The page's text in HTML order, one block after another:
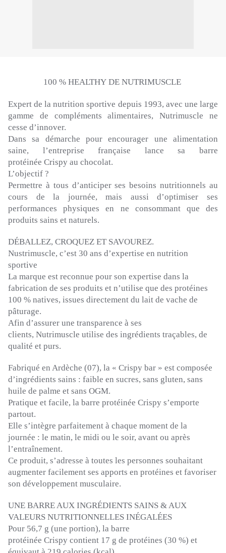
100 % HEALTHY DE NUTRIMUSCLE
Expert de la nutrition sportive depuis 1993, avec une large
gamme de compléments alimentaires,Nutrimuscle
ne
cesse d’innover.
Dans sa démarche pour encourager une alimentation
saine, l’entreprise française lance sa barre
protéinée Crispy au chocolat.
L’objectif ?
Permettre à tous d’anticiper ses besoins nutritionnels au
cours de la journée, mais aussi d’optimiser ses
performances physiques en ne consommant que des
produits sains et naturels.
DÉBALLEZ, CROQUEZ ET SAVOUREZ.
Nustrimuscle, c’est 30 ans d’expertise en nutrition
sportive
La marque est reconnue pour son expertise dans la
fabrication de ses produits et n’utilise que des protéines
100 % natives, issues directement du lait de vache de
pâturage.
Afin d’assurer une transparence à ses
clients, Nutrimuscle utilise des ingrédients traçables, de
qualité et purs.
Fabriqué en Ardèche (07), la « Crispy bar » est composée
d’ingrédients sains : faible en sucres, sans gluten, sans
huile de palme et sans OGM.
Pratique et facile, la barre protéinée Crispy s’emporte
partout.
Elle s’intègre parfaitement à chaque moment de la
journée : le matin, le midi ou le soir, avant ou après
l’entraînement.
Ce produit, s’adresse à toutes les personnes souhaitant
augmenter facilement ses apports en protéines et favoriser
son développement musculaire.
UNE BARRE AUX INGRÉDIENTS SAINS & AUX
VALEURS NUTRITIONNELLES INÉGALÉES
Pour 56,7 g (une portion), la barre
protéinée Crispy contient 17 g de protéines (30 %) et